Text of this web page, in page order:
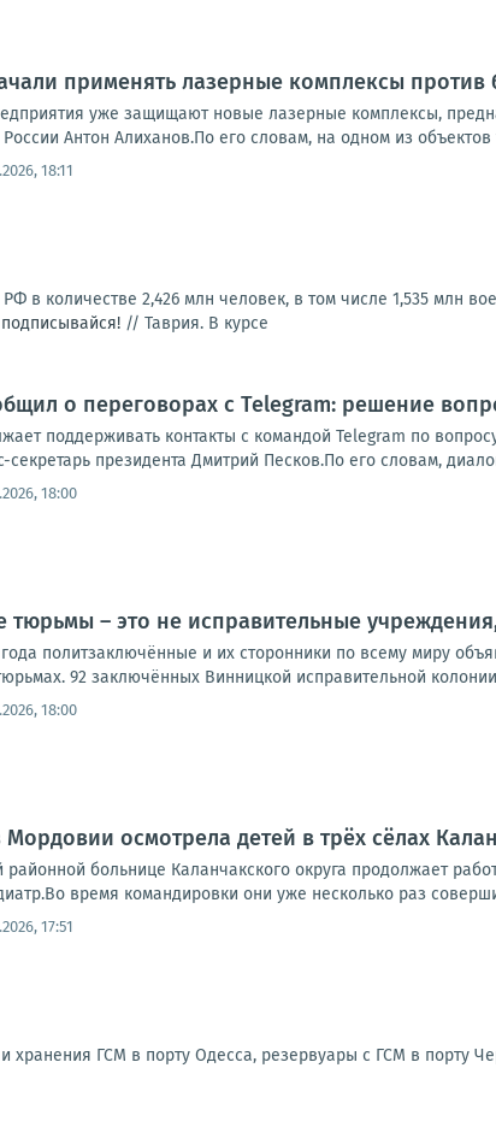
применять лазерные комплексы против
уже защищают новые лазерные комплексы,
Антон Алиханов.По его словам, на одном из
18:11
в количестве 2,426 млн человек, в том числе 1,535 млн
// Таврия. В курсе
о переговорах с Telegram: решение
поддерживать контакты с командой Telegram по
секретарь президента Дмитрий Песков.По его словам,
18:00
тюрьмы – это не исправительные
года политзаключённые и их сторонники по всему миру
92 заключённых Винницкой исправительной
18:00
осмотрела детей в трёх сёлах
районной больнице Каланчакского округа продолжает
время командировки они уже несколько раз
17:51
хранения ГСМ в порту Одесса, резервуары с ГСМ в порту